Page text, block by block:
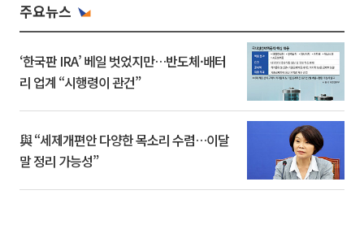
주요뉴스
‘한국판 IRA’ 베일 벗었지만…반도체·배터
리 업계 “시행령이 관건”
與 “세제개편안 다양한 목소리 수렴…이달
말 정리 가능성”